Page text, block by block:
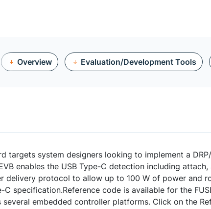
Overview Evaluation/Development Tools
targets system designers looking to implement a
enables the USB Type-C detection including
delivery protocol to allow up to 100 W of power and
specification.Reference code is available for the
embedded controller platforms. Click on the